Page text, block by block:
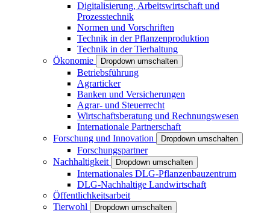
Digitalisierung, Arbeitswirtschaft und
Prozesstechnik
Normen und Vorschriften
Technik in der Pflanzenproduktion
Technik in der Tierhaltung
Ökonomie
Dropdown umschalten
Betriebsführung
Agrarticker
Banken und Versicherungen
Agrar- und Steuerrecht
Wirtschaftsberatung und Rechnungswesen
Internationale Partnerschaft
Forschung und Innovation
Dropdown umschalten
Forschungspartner
Nachhaltigkeit
Dropdown umschalten
Internationales DLG-Pflanzenbauzentrum
DLG-Nachhaltige Landwirtschaft
Öffentlichkeitsarbeit
Tierwohl
Dropdown umschalten